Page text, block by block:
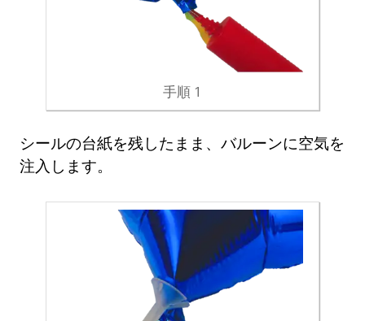
手順 1
シールの台紙を残したまま、バルーンに空気を
注入します。